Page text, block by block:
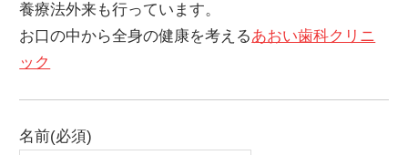
養療法外来も行っています。
お口の中から全身の健康を考えるあおい歯科クリニ
ック
名前(必須)